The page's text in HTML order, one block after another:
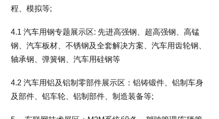
程、模拟等;
4.1 汽车用钢专题展示区: 先进高强钢、超高强钢、高锰
钢、汽车板材、不锈钢及全套解决方案、汽车用齿轮钢、
轴承钢、弹簧钢、汽车用硅钢等
4.2 汽车用铝及铝制零部件展示区：铝铸锻件、铝制车身
及部件、铝车轮、铝制部件、制造装备等;